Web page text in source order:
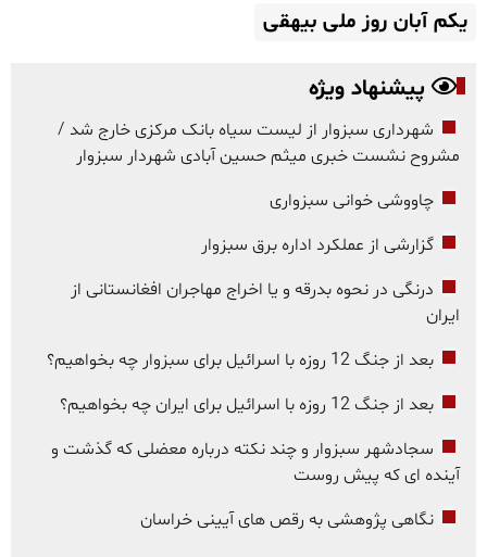
یکم آبان روز ملی بیهقی
پیشنهاد ویژه
شهرداری سبزوار از لیست سیاه بانک مرکزی خارج شد /
مشروح نشست خبری میثم حسین آبادی شهردار سبزوار
چاووشی خوانی سبزواری
گزارشی از عملکرد اداره برق سبزوار
درنگی در نحوه بدرقه و یا اخراج مهاجران افغانستانی از
ایران
بعد از جنگ 12 روزه با اسرائیل برای سبزوار چه بخواهیم؟
بعد از جنگ 12 روزه با اسرائیل برای ایران چه بخواهیم؟
سجادشهر سبزوار و چند نکته درباره معضلی که گذشت و
آینده ای که پیش روست
نگاهی پژوهشی به رقص های آیینی خراسان